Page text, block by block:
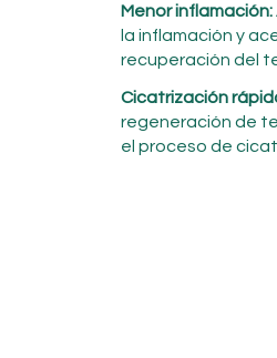
Menor inflamación:
la inflamación y
recuperación del
Cicatrización
regeneración de
el proceso de